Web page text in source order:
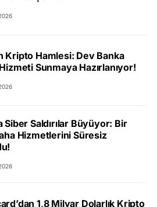
Kripto Hamlesi: Dev Banka
Sunmaya Hazırlanıyor!
Siber Saldırılar Büyüyor: Bir
Hizmetlerini Süresiz
1,8 Milyar Dolarlık Kripto